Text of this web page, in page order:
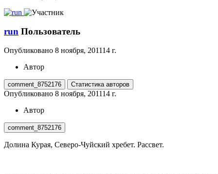
run Пользователь
Опубликовано 8 ноября, 201114 г.
Автор
comment_8752176 Статистика авторов
Опубликовано 8 ноября, 201114 г.
Автор
comment_8752176
Долина Курая, Северо-Чуйский хребет. Рассвет.